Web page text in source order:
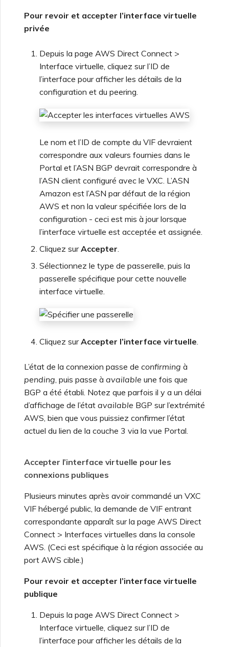
Pour revoir et accepter l’interface virtuelle
privée
Depuis la page AWS Direct Connect >
Interface virtuelle, cliquez sur l’ID de
l’interface pour afficher les détails de la
configuration et du peering.
Le nom et l’ID de compte du VIF devraient
correspondre aux valeurs fournies dans le
Portal et l’ASN BGP devrait correspondre à
l’ASN client configuré avec le VXC. L’ASN
Amazon est l’ASN par défaut de la région
AWS et non la valeur spécifiée lors de la
configuration - ceci est mis à jour lorsque
l’interface virtuelle est acceptée et assignée.
Cliquez surAccepter
Sélectionnez le type de passerelle, puis la
passerelle spécifique pour cette nouvelle
interface virtuelle.
Cliquez surAccepter l’interface virtuelle
L’état de la connexion passe de confirming à
pending , puis passe à available une fois que
BGP a été établi. Notez que parfois il y a un délai
d’affichage de l’état available BGP sur l’extrémité
AWS, bien que vous puissiez confirmer l’état
actuel du lien de la couche 3 via la vue Portal.
Accepter l’interface virtuelle pour les
connexions publiques
Plusieurs minutes après avoir commandé un VXC
VIF hébergé public, la demande de VIF entrant
correspondante apparaît sur la page AWS Direct
Connect > Interfaces virtuelles dans la console
AWS. (Ceci est spécifique à la région associée au
port AWS cible.)
Pour revoir et accepter l’interface virtuelle
publique
Depuis la page AWS Direct Connect >
Interface virtuelle, cliquez sur l’ID de
l’interface pour afficher les détails de la